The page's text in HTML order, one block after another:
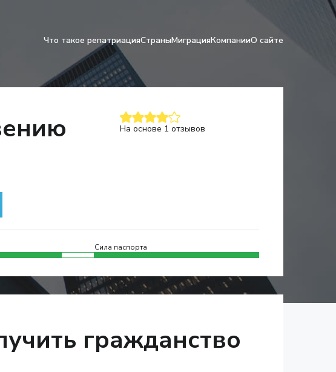
Что такое репатриацияСтраныМиграцияКомпанииО сайте
На основе 1 отзывов
Сила паспорта
гражданство